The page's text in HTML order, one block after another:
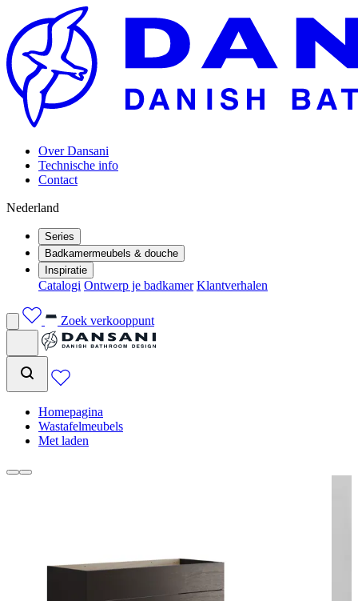
Over Dansani
Technische info
Contact
Nederland
Series
Badkamermeubels & douche
Inspiratie
Catalogi Ontwerp je badkamer Klantverhalen
Zoek verkooppunt
Homepagina
Wastafelmeubels
Met laden